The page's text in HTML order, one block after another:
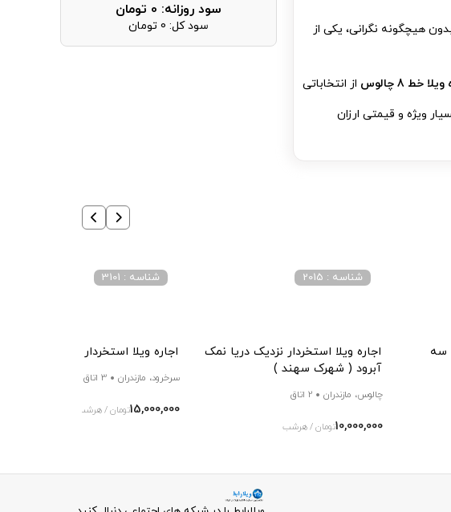
هیچگونه نگرانی، یکی از
خط 8 چالوس
از انتخاباتی
ویژه و قیمتی ارزان
سود روزانه: 0 تومان
سود کل: 0 تومان
سه
اجاره ویلا استخردار نزدیک دریا نمک
آبرود ( شهرک سهند )
شناسه : 2015
چالوس، مازندران 2 اتاق
10,000,000تومان / هرشب
اجاره ویلا استخردار با امکانات‌کامل
شناسه : 3101
سرخرود، مازندران 3 اتاق
15,000,000تومان / هرشب